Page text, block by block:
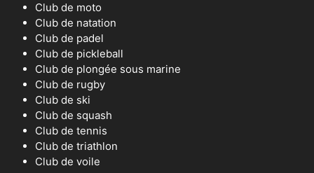
Club de moto
Club de natation
Club de padel
Club de pickleball
Club de plongée sous marine
Club de rugby
Club de ski
Club de squash
Club de tennis
Club de triathlon
Club de voile